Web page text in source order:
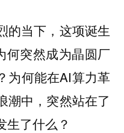
的当下，这项诞生
何突然成为晶圆厂
为何能在AI算力革
潮中，突然站在了
生了什么？